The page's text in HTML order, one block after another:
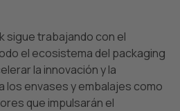
sigue trabajando con el
el ecosistema del packaging
la innovación y la
los envases y embalajes como
que impulsarán el